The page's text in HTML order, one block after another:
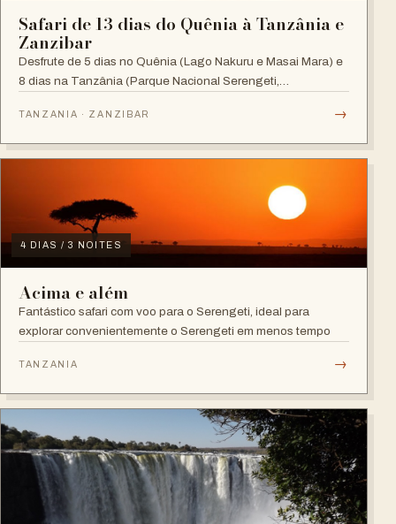
Safari de 13 dias do Quênia à Tanzânia e
Zanzibar
Desfrute de 5 dias no Quênia (Lago Nakuru e Masai Mara) e
8 dias na Tanzânia (Parque Nacional Serengeti,
TANZANIA · ZANZIBAR →
4 DIAS / 3 NOITES
Acima e além
Fantástico safari com voo para o Serengeti, ideal para
explorar convenientemente o Serengeti em menos tempo
TANZANIA →